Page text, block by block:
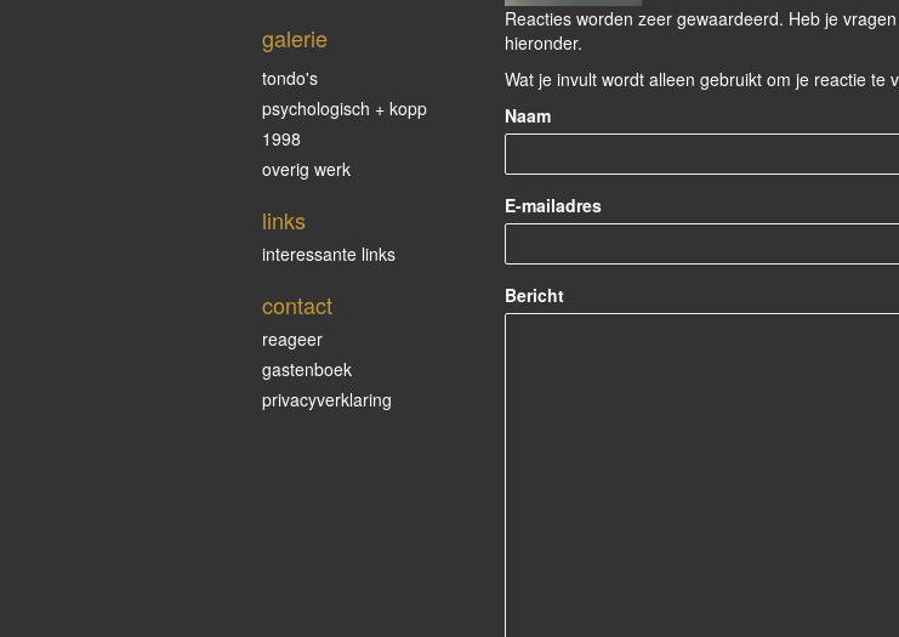
Reacties worden zeer gewaardeerd. Heb je
hieronder.
Wat je invult wordt alleen gebruikt om je reactie te
Naam
E-mailadres
Bericht
galerie
tondo's
psychologisch + kopp
1998
overig werk
links
interessante links
contact
reageer
gastenboek
privacyverklaring